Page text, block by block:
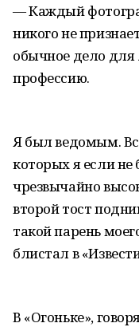
— Каждый
никого не
обычное дело
профессию.
Я был ведомым.
которых я если не
чрезвычайно
второй тост
такой парень
блистал в
В «Огоньке»,